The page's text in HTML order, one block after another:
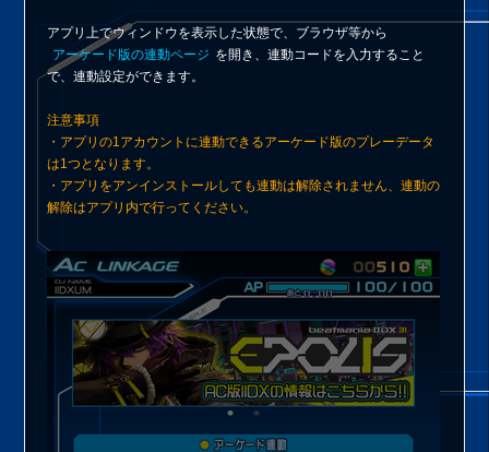
アプリ上でウィンドウを表示した状態で、ブラウザ等から
アーケード版の連動ページ を開き、連動コードを入力すること
で、連動設定ができます。
注意事項
・アプリの1アカウントに連動できるアーケード版のプレーデータ
は1つとなります。
・アプリをアンインストールしても連動は解除されません、連動の
解除はアプリ内で行ってください。